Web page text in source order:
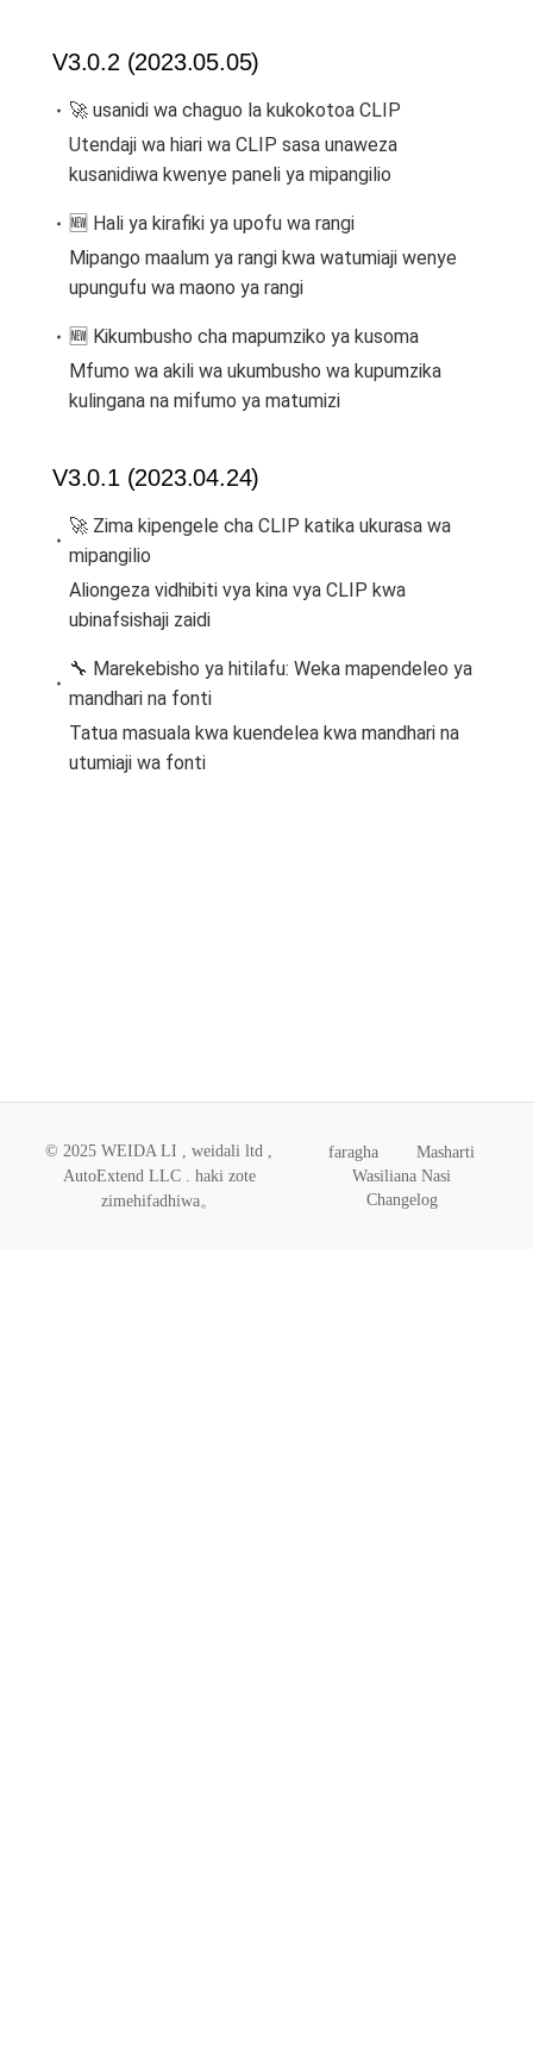
V3.0.2 (2023.05.05)
🚀 usanidi wa chaguo la kukokotoa CLIP
Utendaji wa hiari wa CLIP sasa unaweza
kusanidiwa kwenye paneli ya mipangilio
🆕 Hali ya kirafiki ya upofu wa rangi
Mipango maalum ya rangi kwa watumiaji wenye
upungufu wa maono ya rangi
🆕 Kikumbusho cha mapumziko ya kusoma
Mfumo wa akili wa ukumbusho wa kupumzika
kulingana na mifumo ya matumizi
V3.0.1 (2023.04.24)
🚀 Zima kipengele cha CLIP katika ukurasa wa
mipangilio
Aliongeza vidhibiti vya kina vya CLIP kwa
ubinafsishaji zaidi
🔧 Marekebisho ya hitilafu: Weka mapendeleo ya
mandhari na fonti
Tatua masuala kwa kuendelea kwa mandhari na
utumiaji wa fonti
© 2025 WEIDA LI , weidali ltd ,
AutoExtend LLC . haki zote
zimehifadhiwa。
faragha
Masharti
Wasiliana Nasi
Changelog